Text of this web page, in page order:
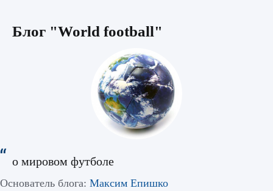
Блог "World football"
о мировом футболе
Основатель блога: Максим Епишко